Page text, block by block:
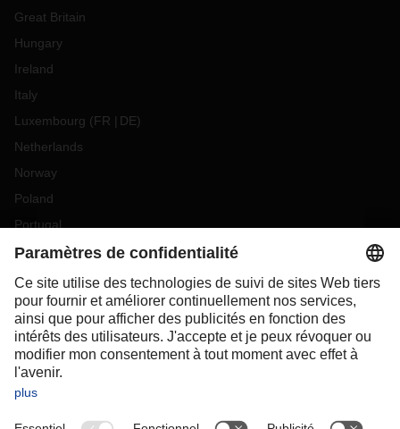
Great Britain
Hungary
Ireland
Italy
Luxembourg (FR DE)
Netherlands
Norway
Poland
Portugal
Romania
Slovakia
Spain
Sweden
Switzerland(DE FR)
Turkey
OCEANIA